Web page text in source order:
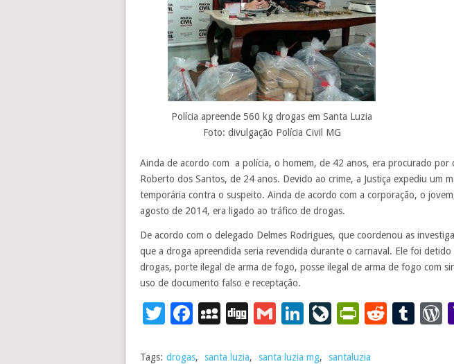
Polícia apreende 560 kg drogas em Santa Luzia
Foto: divulgação Polícia Civil MG
Ainda de acordo com a polícia, o homem, de 42 anos, era procurado por
Roberto dos Santos, de 24 anos. Devido ao crime, a Justiça expediu um
temporária contra o suspeito. Ainda de acordo com a corporação, o
agosto de 2014, era ligado ao tráfico de drogas.
De acordo com o delegado Delmes Rodrigues, que coordenou as
que a droga apreendida seria revendida durante o carnaval. Ele foi
drogas, porte ilegal de arma de fogo, posse ilegal de arma de fogo com
uso de documento falso e receptação.
Twitter
Facebook
MySpace
DiggGmailLinkedIn
LiveJournal
Reddit
Tags: drogas, santa luzia, santa luzia mg, santaluzia